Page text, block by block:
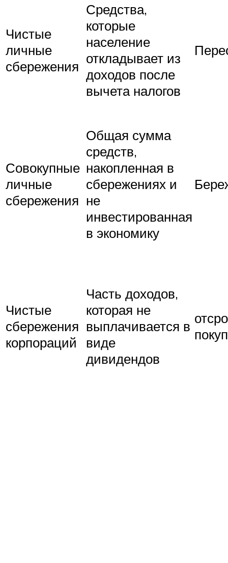
Чистые
личные
сбережения
Средства,
которые
население
откладывает из
доходов после
вычета налогов
Совокупные
личные
сбережения
Общая сумма
средств,
накопленная в
сбережениях и
не
инвестированная
в экономику
Чистые
сбережения
корпораций
Часть доходов,
которая не
выплачивается в
виде
дивидендов